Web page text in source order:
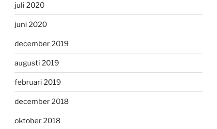
juli 2020
juni 2020
december 2019
augusti 2019
februari 2019
december 2018
oktober 2018